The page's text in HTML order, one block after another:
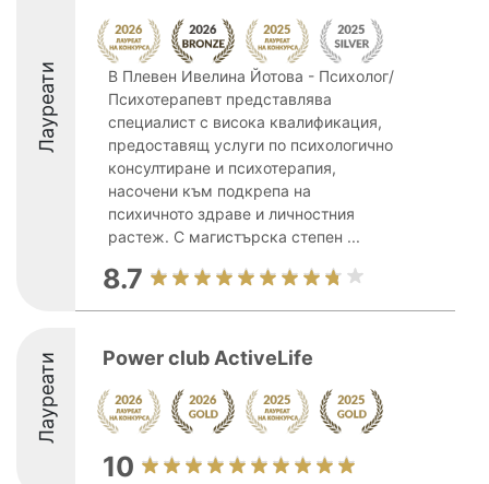
Лауреати
В Плевен Ивелина Йотова - Психолог/
Психотерапевт представлява
специалист с висока квалификация,
предоставящ услуги по психологично
консултиране и психотерапия,
насочени към подкрепа на
психичното здраве и личностния
растеж. С магистърска степен ...
8.7
Лауреати Power club ActiveLife
10